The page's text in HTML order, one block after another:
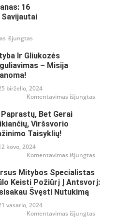
16
išjungtasįraše
planas:
16
priemonių
Ir Gliukozės
– Misija
birželio, 2024
Komentavimas išjungtasįraše
Paprastų, Bet Gerai
Viršsvorio
Taisyklių!
kovo, 2024
Komentavimas išjungtasįraše
gerai
veikiančių,
Mitybos Specialistas
Keisti Požiūrį Į Antsvorį:
Švęsti Nutukimą
vasario, 2024
Komentavimas išjungtasįraše